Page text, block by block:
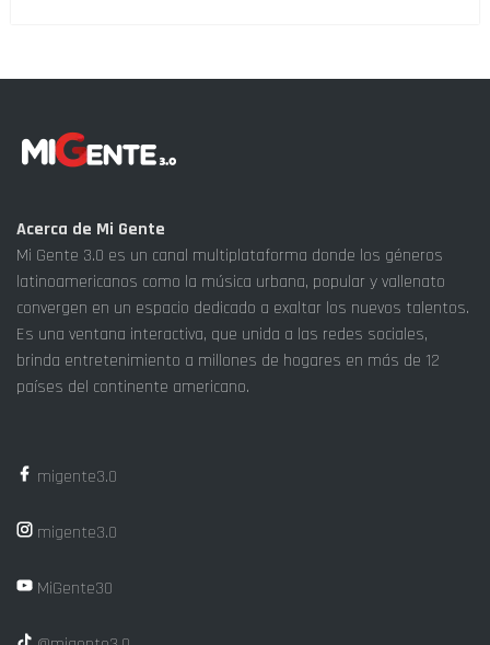
Acerca de Mi Gente
Mi Gente 3.0 es un canal multiplataforma donde los géneros
latinoamericanos como la música urbana, popular y vallenato
convergen en un espacio dedicado a exaltar los nuevos talentos.
Es una ventana interactiva, que unida a las redes sociales,
brinda entretenimiento a millones de hogares en más de 12
países del continente americano.
migente3.0
migente3.0
MiGente30